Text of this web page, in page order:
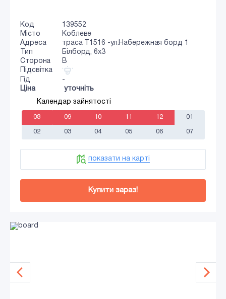
Код
139552
Місто
Коблеве
Адреса
траса Т1516 -ул.Набережная борд 1
Тип
Білборд, 6х3
Сторона
B
Підсвітка
Гід
-
Ціна
уточніть
Календар зайнятості
08 09 10 11 12 01
02 03 04 05 06 07
показати на карті
Купити зараз!